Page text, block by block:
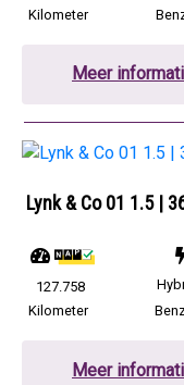
Kilometer
Meer
Lynk & Co 01 1.5 |
127.758
Kilometer
Meer